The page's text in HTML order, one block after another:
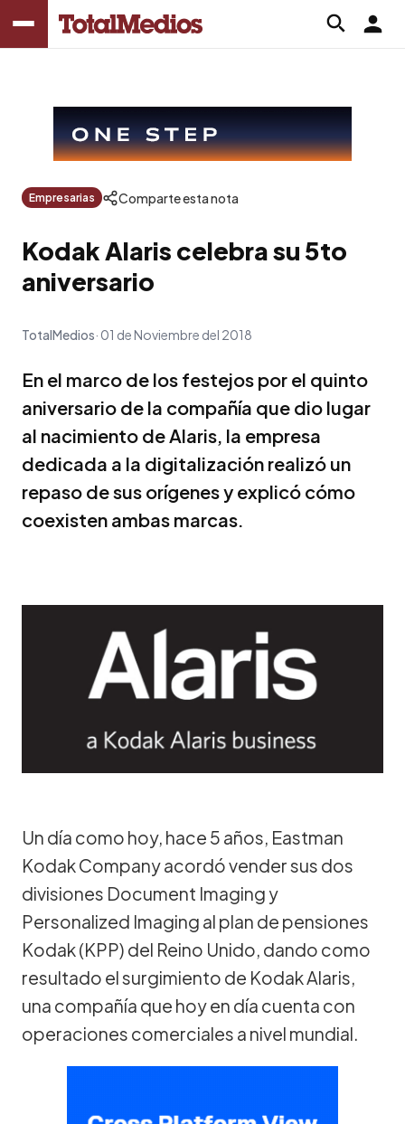
Empresarias Comparte esta nota
Kodak Alaris celebra su 5to
aniversario
TotalMedios 01 de Noviembre del 2018
En el marco de los festejos por el quinto
aniversario de la compañía que dio lugar
al nacimiento de Alaris, la empresa
dedicada a la digitalización realizó un
repaso de sus orígenes y explicó cómo
coexisten ambas marcas.
Un día como hoy, hace 5 años, Eastman
Kodak Company acordó vender sus dos
divisiones Document Imaging y
Personalized Imaging al plan de pensiones
Kodak (KPP) del Reino Unido, dando como
resultado el surgimiento de Kodak Alaris,
una compañía que hoy en día cuenta con
operaciones comerciales a nivel mundial.